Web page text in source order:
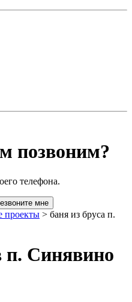
позвоним?
телефона.
проекты > баня из бруса п.
п. Синявино